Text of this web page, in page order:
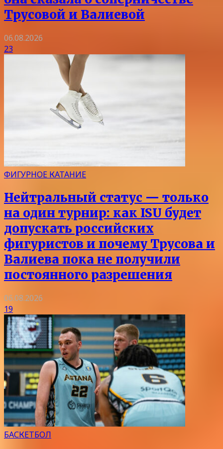
Трусовой и Валиевой
06.08.2026
23
ФИГУРНОЕ КАТАНИЕ
Нейтральный статус — только
на один турнир: как ISU будет
допускать российских
фигуристов и почему Трусова и
Валиева пока не получили
постоянного разрешения
06.08.2026
19
БАСКЕТБОЛ